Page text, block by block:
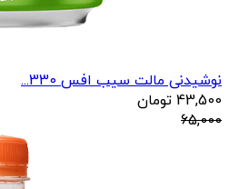
نوشیدنی مالت سیب افس 330...
43,500 تومان
65,000